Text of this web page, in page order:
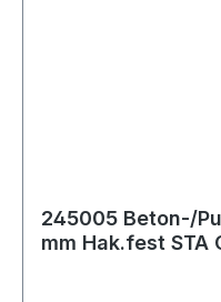
245005 Beton-/
mm Hak.fest STA